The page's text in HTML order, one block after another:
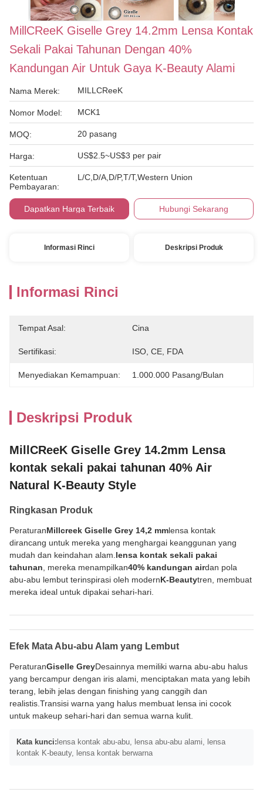
MillCReeK Giselle Grey 14.2mm Lensa Kontak
Sekali Pakai Tahunan Dengan 40%
Kandungan Air Untuk Gaya K-Beauty Alami
Nama Merek: MILLCReeK
Nomor Model: MCK1
MOQ: 20 pasang
Harga: US$2.5~US$3 per pair
Ketentuan
Pembayaran:
L/C,D/A,D/P,T/T,Western Union
Dapatkan Harga Terbaik Hubungi Sekarang
Informasi Rinci Deskripsi Produk
Informasi Rinci
Tempat Asal: Cina
Sertifikasi: ISO, CE, FDA
Menyediakan Kemampuan: 1.000.000 Pasang/bulan
Deskripsi Produk
MillCReeK Giselle Grey 14.2mm Lensa
kontak sekali pakai tahunan 40% Air
Natural K-Beauty Style
Ringkasan Produk
PeraturanMillcreek Giselle Grey 14,2 mmlensa kontak
dirancang untuk mereka yang menghargai keanggunan yang
mudah dan keindahan alam. lensa kontak sekali pakai
tahunan , mereka menampilkan40% kandungan airdan pola
abu-abu lembut terinspirasi oleh modernK-Beautytren, membuat
mereka ideal untuk dipakai sehari-hari.
Efek Mata Abu-abu Alam yang Lembut
PeraturanGiselle GreyDesainnya memiliki warna abu-abu halus
yang bercampur dengan iris alami, menciptakan mata yang lebih
terang, lebih jelas dengan finishing yang canggih dan
realistis.Transisi warna yang halus membuat lensa ini cocok
untuk makeup sehari-hari dan semua warna kulit.
Kata kunci: lensa kontak abu-abu, lensa abu-abu alami, lensa
kontak K-beauty, lensa kontak berwarna